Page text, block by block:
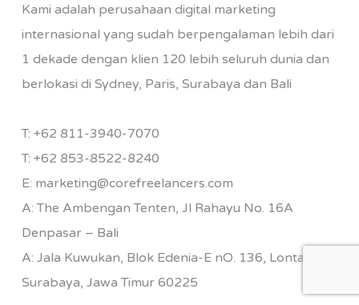
Kami adalah perusahaan digital marketing
internasional yang sudah berpengalaman lebih dari
1 dekade dengan klien 120 lebih seluruh dunia dan
berlokasi di Sydney, Paris, Surabaya dan Bali
T: +62 811-3940-7070
T: +62 853-8522-8240
E: marketing@corefreelancers.com
A: The Ambengan Tenten, Jl Rahayu No. 16A
Denpasar – Bali
A: Jala Kuwukan, Blok Edenia-E nO. 136, Lontar,
Surabaya, Jawa Timur 60225